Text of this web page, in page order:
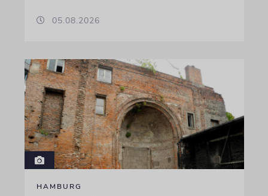
05.08.2026
HAMBURG